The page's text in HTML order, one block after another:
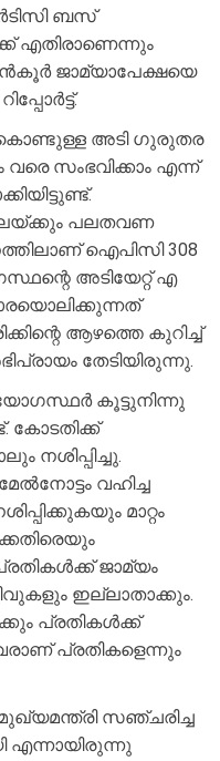
ബസ്
എതിരാണെന്നും
ജാമ്യാപേക്ഷയെ
കൊണ്ടുള്ള അടി ഗുരുതര
സംഭവിക്കാം എന്ന്
തലയ്ക്കും പലതവണ
ഐപിസി 308
അടിയേറ്റ് എ
ആഴത്തെ കുറിച്ച്
തേടിയിരുന്നു.
കൂട്ടുനിന്നു
കോടതിക്ക്
നശിപ്പിച്ചു.
വഹിച്ച
മാറ്റം
ജാമ്യം
ഇല്ലാതാക്കും.
പ്രതികള്‍ക്ക്
പ്രതികളെന്നും
സഞ്ചരിച്ച
എന്നായിരുന്നു